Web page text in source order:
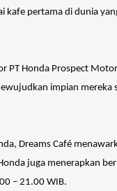
kafe pertama di dunia
PT Honda Prospect
impian
Dreams Café
juga menerapkan
– 21.00 WIB.